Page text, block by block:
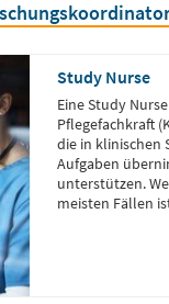
Study Nurse
Eine Study
Pflegefachkraft
die in klinischen
Aufgaben
unterstützen.
meisten Fällen